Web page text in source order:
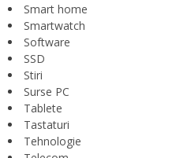
Smart home
Smartwatch
Software
SSD
Stiri
Surse PC
Tablete
Tastaturi
Tehnologie